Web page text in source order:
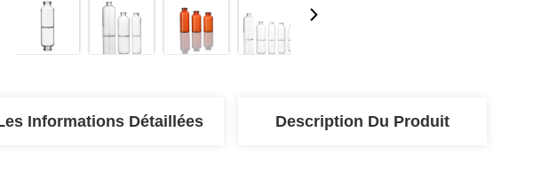
Informations Détaillées Description Du Produit